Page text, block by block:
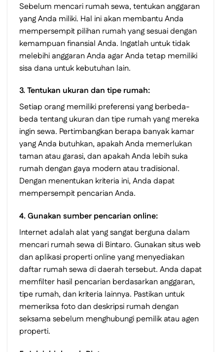
Sebelum mencari rumah sewa, tentukan anggaran
yang Anda miliki. Hal ini akan membantu Anda
mempersempit pilihan rumah yang sesuai dengan
kemampuan finansial Anda. Ingatlah untuk tidak
melebihi anggaran Anda agar Anda tetap memiliki
sisa dana untuk kebutuhan lain.
3. Tentukan ukuran dan tipe rumah:
Setiap orang memiliki preferensi yang berbeda-
beda tentang ukuran dan tipe rumah yang mereka
ingin sewa. Pertimbangkan berapa banyak kamar
yang Anda butuhkan, apakah Anda memerlukan
taman atau garasi, dan apakah Anda lebih suka
rumah dengan gaya modern atau tradisional.
Dengan menentukan kriteria ini, Anda dapat
mempersempit pencarian Anda.
4. Gunakan sumber pencarian online:
Internet adalah alat yang sangat berguna dalam
mencari rumah sewa di Bintaro. Gunakan situs web
dan aplikasi properti online yang menyediakan
daftar rumah sewa di daerah tersebut. Anda dapat
memfilter hasil pencarian berdasarkan anggaran,
tipe rumah, dan kriteria lainnya. Pastikan untuk
memeriksa foto dan deskripsi rumah dengan
seksama sebelum menghubungi pemilik atau agen
properti.